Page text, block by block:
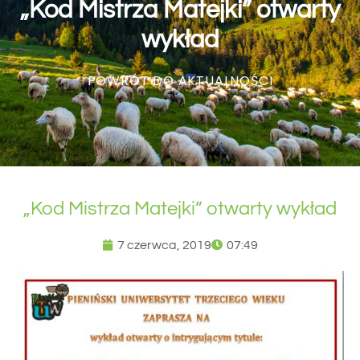
„Kod Mistrza Matejki” otwarty
wykład
POWRÓT DO AKTUALNOŚCI
„Kod Mistrza Matejki” otwarty wykład
7 czerwca, 2019 07:49